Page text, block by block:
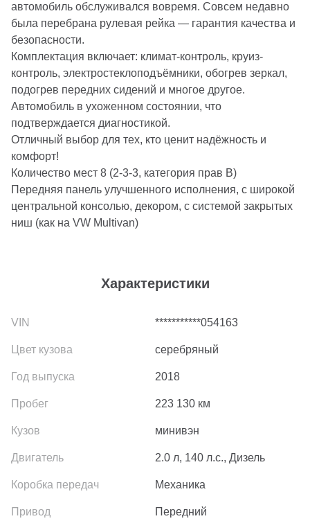
Характеристики
***********054163
серебряный
2018
223 130 км
минивэн
2.0 л, 140 л.с., Дизель
Механика
Передний
автомобиль обслуживался вовремя. Совсем недавно
была перебрана рулевая рейка — гарантия качества и
безопасности.
Комплектация включает: климат-контроль, круиз-
контроль, электростеклоподъёмники, обогрев зеркал,
подогрев передних сидений и многое другое.
Автомобиль в ухоженном состоянии, что
подтверждается диагностикой.
Отличный выбор для тех, кто ценит надёжность и
комфорт!
Количество мест 8 (2-3-3, категория прав В)
Передняя панель улучшенного исполнения, с широкой
центральной консолью, декором, с системой закрытых
ниш (как на VW Multivan)